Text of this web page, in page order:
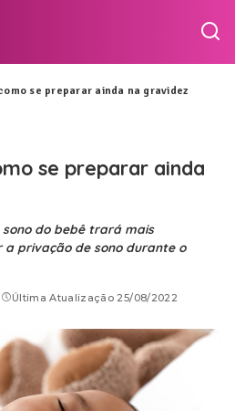
se preparar ainda na gravidez
se preparar ainda
do bebê trará mais
privação de sono durante o
Última Atualização 25/08/2022